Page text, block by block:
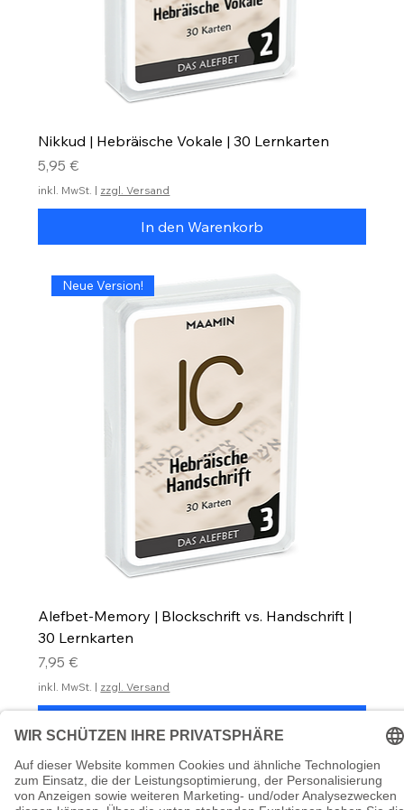
Nikkud | Hebräische Vokale | 30 Lernkarten
Preis
5,95 €
inkl. MwSt. | zzgl. Versand
In den Warenkorb
Neue Version!
Alefbet-Memory | Blockschrift vs. Handschrift |
30 Lernkarten
Preis
7,95 €
inkl. MwSt. | zzgl. Versand
In den Warenkorb